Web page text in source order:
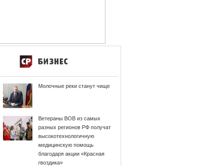
Молочные реки станут чище
Ветераны ВОВ из самых
разных регионов РФ получат
высокотехнологичную
медицинскую помощь
благодаря акции «Красная
гвоздика»